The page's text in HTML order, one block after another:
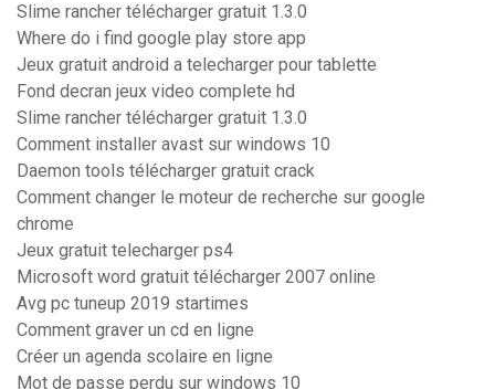
Slime rancher télécharger gratuit 1.3.0
Where do i find google play store app
Jeux gratuit android a telecharger pour tablette
Fond decran jeux video complete hd
Slime rancher télécharger gratuit 1.3.0
Comment installer avast sur windows 10
Daemon tools télécharger gratuit crack
Comment changer le moteur de recherche sur google
chrome
Jeux gratuit telecharger ps4
Microsoft word gratuit télécharger 2007 online
Avg pc tuneup 2019 startimes
Comment graver un cd en ligne
Créer un agenda scolaire en ligne
Mot de passe perdu sur windows 10